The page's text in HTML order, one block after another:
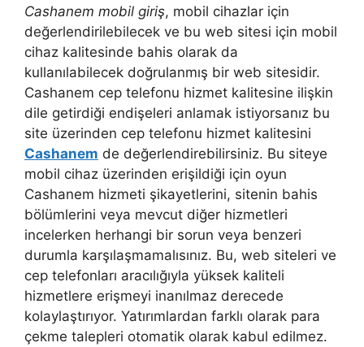
Cashanem mobil giriş, mobil cihazlar için
değerlendirilebilecek ve bu web sitesi için mobil
cihaz kalitesinde bahis olarak da
kullanılabilecek doğrulanmış bir web sitesidir.
Cashanem cep telefonu hizmet kalitesine ilişkin
dile getirdiği endişeleri anlamak istiyorsanız bu
site üzerinden cep telefonu hizmet kalitesini
Cashanem de değerlendirebilirsiniz. Bu siteye
mobil cihaz üzerinden erişildiği için oyun
Cashanem hizmeti şikayetlerini, sitenin bahis
bölümlerini veya mevcut diğer hizmetleri
incelerken herhangi bir sorun veya benzeri
durumla karşılaşmamalısınız. Bu, web siteleri ve
cep telefonları aracılığıyla yüksek kaliteli
hizmetlere erişmeyi inanılmaz derecede
kolaylaştırıyor. Yatırımlardan farklı olarak para
çekme talepleri otomatik olarak kabul edilmez.